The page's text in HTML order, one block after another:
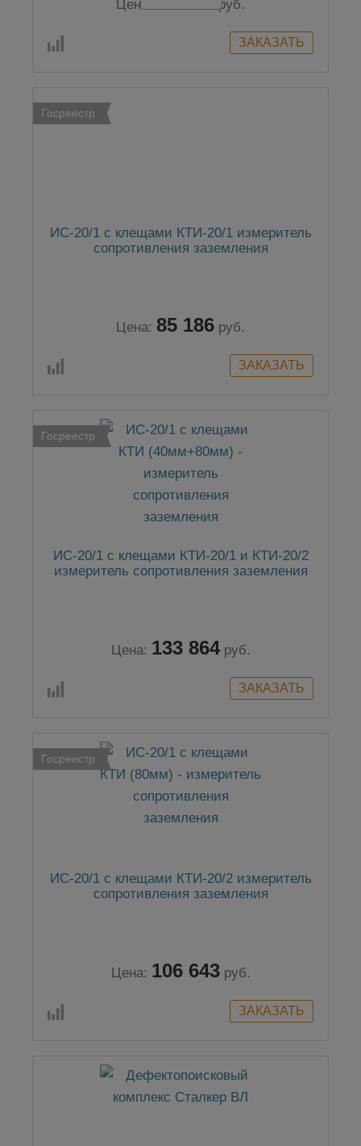
Цена: руб.
Госреестр
ИС-20/1 с клещами КТИ-20/1 измеритель
сопротивления заземления
Цена: 85 186 руб.
Госреестр
ИС-20/1 с клещами КТИ-20/1 и КТИ-20/2
измеритель сопротивления заземления
Цена: 133 864 руб.
Госреестр
ИС-20/1 с клещами КТИ-20/2 измеритель
сопротивления заземления
Цена: 106 643 руб.